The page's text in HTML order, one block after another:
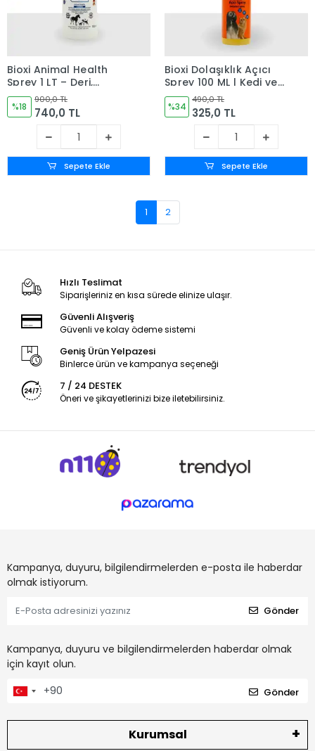
Bioxi Animal Health
Sprey 1 LT – Deri,
Meme, Göz ve Kulak
Bakım Ürünü
%18
900,0 TL
740,0 TL
Sepete Ekle
Bioxi Dolaşıklık Açıcı
Sprey 100 ML | Kedi ve
Köpek Tüy Bakım
Ürünü
%34
490,0 TL
325,0 TL
Sepete Ekle
1 2
Hızlı Teslimat
Siparişleriniz en kısa sürede elinize ulaşır.
Güvenli Alışveriş
Güvenli ve kolay ödeme sistemi
Geniş Ürün Yelpazesi
Binlerce ürün ve kampanya seçeneği
7 / 24 DESTEK
Öneri ve şikayetlerinizi bize iletebilirsiniz.
Kampanya, duyuru, bilgilendirmelerden e-posta ile haberdar
olmak istiyorum.
Gönder
Kampanya, duyuru ve bilgilendirmelerden haberdar olmak
için kayıt olun.
Gönder
Kurumsal